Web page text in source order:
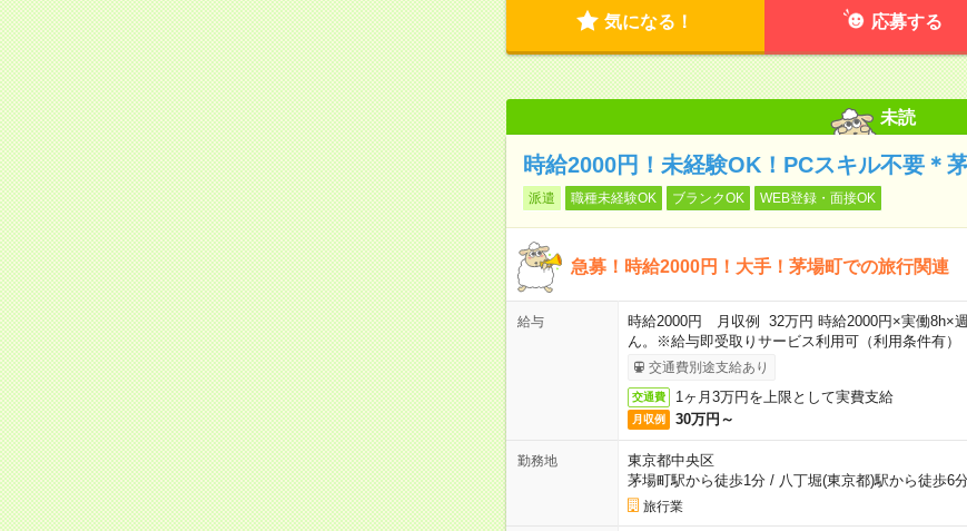
気になる！ 応募する
未読
時給2000円！未経験OK！PCスキル不要＊
派遣 職種未経験OK ブランクOK WEB登録・面接OK
急募！時給2000円！大手！茅場町での旅行関連
給与
時給2000円 月収例 32万円 時給2000円×実働8h×
ん。※給与即受取りサービス利用可（利用条件有）
交通費別途支給あり
交通費 1ヶ月3万円を上限として実費支給
月収例 30万円～
勤務地
東京都中央区
茅場町駅から徒歩1分/ 八丁堀(東京都)駅から徒歩6
旅行業